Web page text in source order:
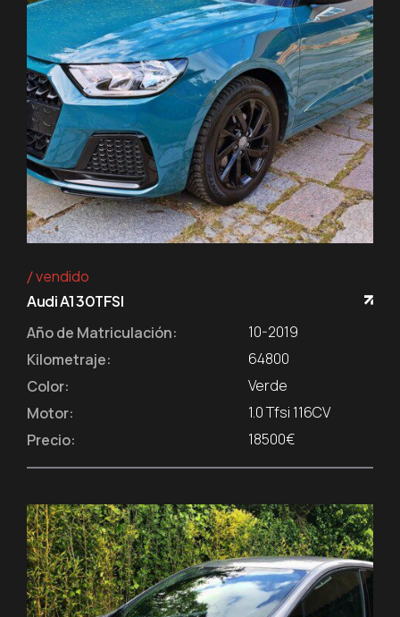
vendido
Audi A1 30TFSI
Año de Matriculación:
10-2019
Kilometraje:
64800
Color:
Verde
Motor:
1.0 Tfsi 116CV
Precio:
18500€